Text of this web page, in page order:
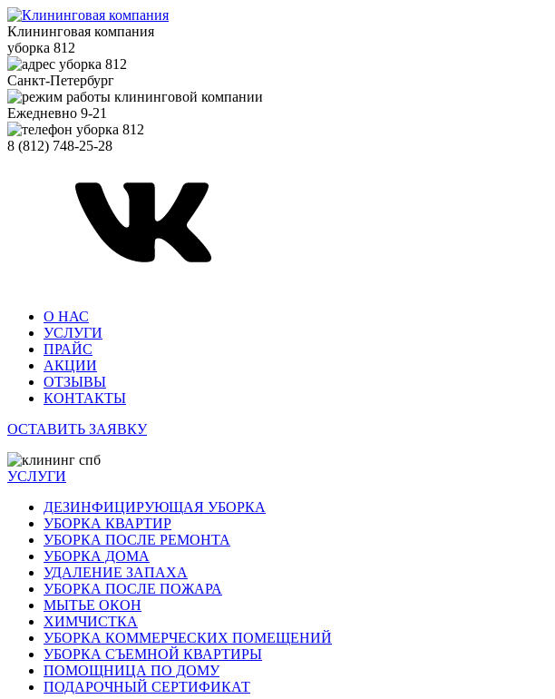
Клининговая компания
уборка 812
Санкт-Петербург
Ежедневно 9-21
8 (812) 748-25-28
О НАС
УСЛУГИ
ПРАЙС
АКЦИИ
ОТЗЫВЫ
КОНТАКТЫ
ОСТАВИТЬ ЗАЯВКУ
УСЛУГИ
ДЕЗИНФИЦИРУЮЩАЯ УБОРКА
УБОРКА КВАРТИР
УБОРКА ПОСЛЕ РЕМОНТА
УБОРКА ДОМА
УДАЛЕНИЕ ЗАПАХА
УБОРКА ПОСЛЕ ПОЖАРА
МЫТЬЕ ОКОН
ХИМЧИСТКА
УБОРКА КОММЕРЧЕСКИХ ПОМЕЩЕНИЙ
УБОРКА СЪЕМНОЙ КВАРТИРЫ
ПОМОЩНИЦА ПО ДОМУ
ПОДАРОЧНЫЙ СЕРТИФИКАТ